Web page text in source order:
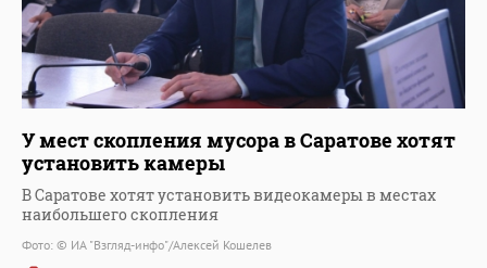
У мест скопления мусора в Саратове хотят
установить камеры
В Саратове хотят установить видеокамеры в местах
наибольшего скопления
Фото: © ИА "Взгляд-инфо"/Алексей Кошелев